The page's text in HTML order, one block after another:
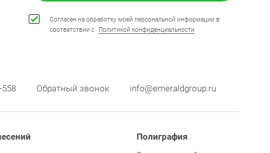
Согласен на обработку моей персональной информации в
соответствии с
Политикой конфиденциальности
558 Обратный звонок info@emeraldgroup.ru
Полиграфия